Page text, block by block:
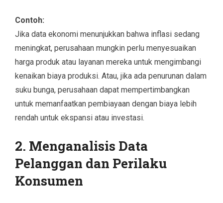
Contoh:
Jika data ekonomi menunjukkan bahwa inflasi sedang
meningkat, perusahaan mungkin perlu menyesuaikan
harga produk atau layanan mereka untuk mengimbangi
kenaikan biaya produksi. Atau, jika ada penurunan dalam
suku bunga, perusahaan dapat mempertimbangkan
untuk memanfaatkan pembiayaan dengan biaya lebih
rendah untuk ekspansi atau investasi.
2. Menganalisis Data
Pelanggan dan Perilaku
Konsumen